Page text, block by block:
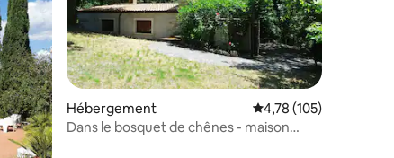
: 4,98 sur 5
Hébergement Évaluation moyenne
4,78 (105)
Dans le bosquet de chênes - maison